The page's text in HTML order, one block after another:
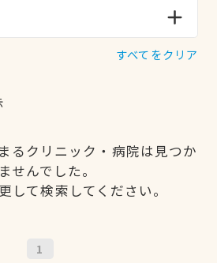
すべてをクリア
るクリニック・病院は見つか
せんでした。
して検索してください。
1